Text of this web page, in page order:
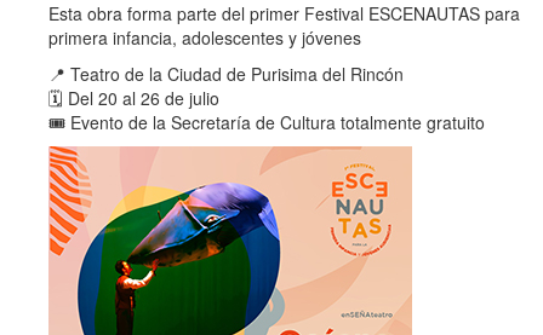
Esta obra forma parte del primer Festival ESCENAUTAS para
primera infancia, adolescentes y jóvenes
📍 Teatro de la Ciudad de Purisima del Rincón
🗓️ Del 20 al 26 de julio
🎟️ Evento de la Secretaría de Cultura totalmente gratuito